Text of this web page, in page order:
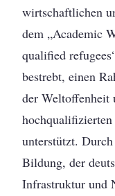
wirtschaftlichen
dem „Academic
qualified
bestrebt, einen
der Weltoffenheit
unterstützt.
Bildung, der
Infrastruktur und